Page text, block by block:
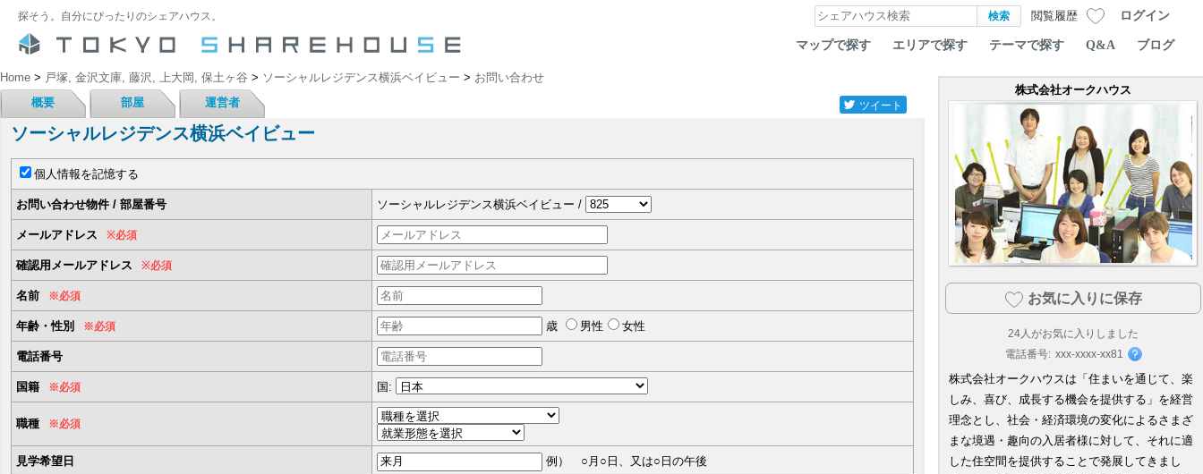
探そう。自分にぴったりのシェアハウス。 閲覧履歴 ログイン
マップで探す エリアで探す テーマで探す Q&A ブログ
Home > 戸塚, 金沢文庫, 藤沢, 上大岡, 保土ヶ谷 > ソーシャルレジデンス横浜ベイビュー > お問い合わせ
概要
部屋 運営者 ツイート
ソーシャルレジデンス横浜ベイビュー
個人情報を記憶する
お問い合わせ物件 / 部屋番号 ソーシャルレジデンス横浜ベイビュー /
メールアドレス ※必須
確認用メールアドレス ※必須
名前 ※必須
年齢・性別 ※必須 歳 男性 女性
電話番号
国籍 ※必須 国:
職種 ※必須
見学希望日 例） ○月○日、又は○日の午後
株式会社オークハウス
お気に入りに保存
24 人がお気に入りしました
電話番号: xxx-xxxx-xx81
株式会社オークハウスは「住まいを通じて、楽
しみ、喜び、成長する機会を提供する」を経営
理念とし、社会・経済環境の変化によるさまざ
まな境遇・趣向の入居者様に対して、それに適
した住空間を提供することで発展してきまし